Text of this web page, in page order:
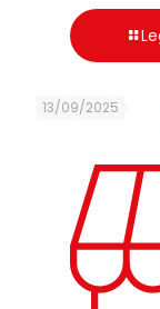
13/09/2025